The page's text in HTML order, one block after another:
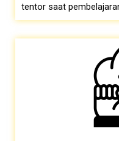
tentor saat